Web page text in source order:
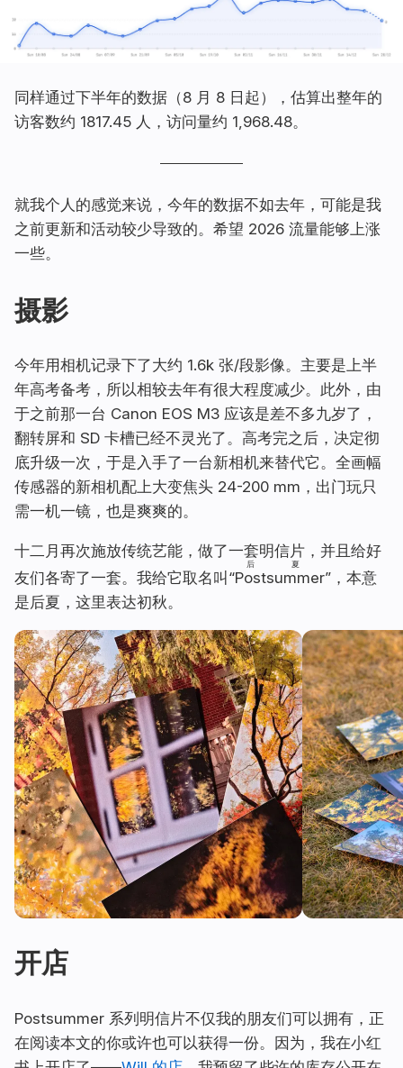
同样通过下半年的数据（8 月 8 日起），估算出整年的
访客数约 1817.45 人，访问量约 1,968.48。
就我个人的感觉来说，今年的数据不如去年，可能是我
之前更新和活动较少导致的。希望 2026 流量能够上涨
一些。
摄影
今年用相机记录下了大约 1.6k 张/段影像。主要是上半
年高考备考，所以相较去年有很大程度减少。此外，由
于之前那一台 Canon EOS M3 应该是差不多九岁了，
翻转屏和 SD 卡槽已经不灵光了。高考完之后，决定彻
底升级一次，于是入手了一台新相机来替代它。全画幅
传感器的新相机配上大变焦头 24-200 mm，出门玩只
需一机一镜，也是爽爽的。
十二月再次施放传统艺能，做了一套明信片，并且给好
友们各寄了一套。我给它取名叫“Post
后
summer
夏
”，本意
是后夏，这里表达初秋。
开店
Postsummer 系列明信片不仅我的朋友们可以拥有，正
在阅读本文的你或许也可以获得一份。因为，我在小红